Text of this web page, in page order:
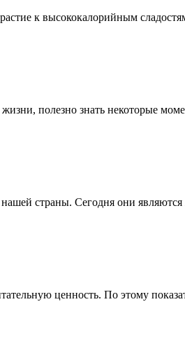
к высококалорийным
жизни, полезно знать некоторые
страны. Сегодня они
ценность. По этому